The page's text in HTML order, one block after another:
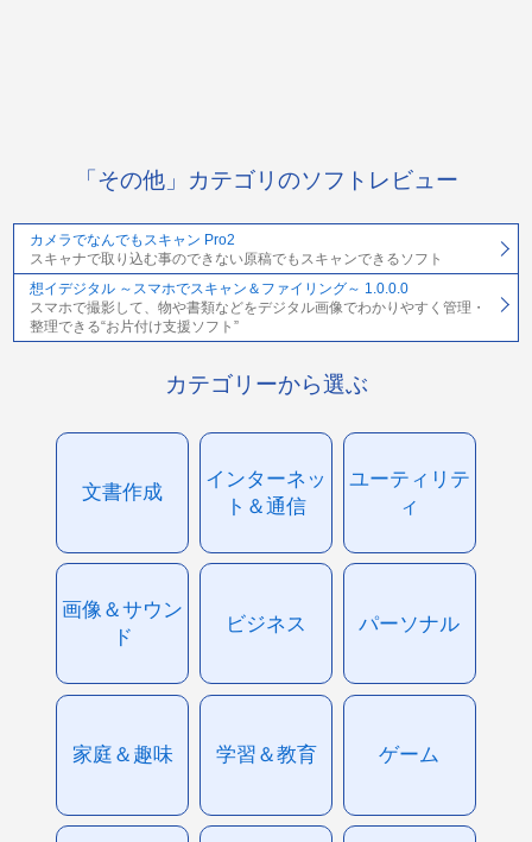
「その他」カテゴリのソフトレビュー
カメラでなんでもスキャン Pro2
スキャナで取り込む事のできない原稿でもスキャンできるソフト
想イデジタル ～スマホでスキャン＆ファイリング～ 1.0.0.0
スマホで撮影して、物や書類などをデジタル画像でわかりやすく管理・
整理できる“お片付け支援ソフト”
カテゴリーから選ぶ
文書作成
インターネッ
ト＆通信
ユーティリテ
ィ
画像＆サウン
ド
ビジネス パーソナル
家庭＆趣味 学習＆教育 ゲーム